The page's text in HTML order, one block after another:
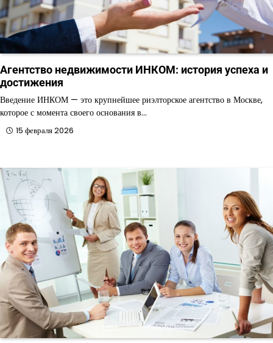
Агентство недвижимости ИНКОМ: история успеха и
достижения
Введение ИНКОМ — это крупнейшее риэлторское агентство в Москве,
которое с момента своего основания в…
15 февраля 2026